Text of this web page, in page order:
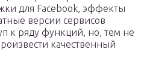
для Facebook, эффекты
версии сервисов
к ряду функций, но, тем не
качественный